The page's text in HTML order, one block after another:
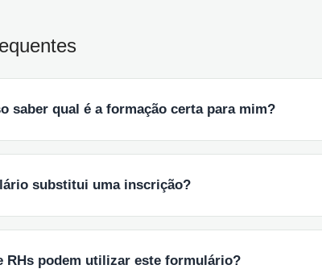
saber qual é a formação certa para mim?
substitui uma inscrição?
RHs podem utilizar este formulário?